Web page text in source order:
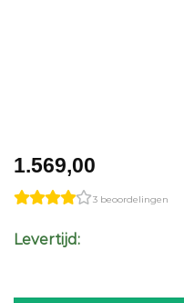
1.569,00
3 beoordelingen
Levertijd: